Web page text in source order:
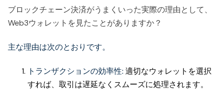
ブロックチェーン決済がうまくいった実際の理由として、
Web3ウォレットを見たことがありますか？
主な理由は次のとおりです。
トランザクションの効率性:適切なウォレットを選択
すれば、取引は遅延なくスムーズに処理されます。